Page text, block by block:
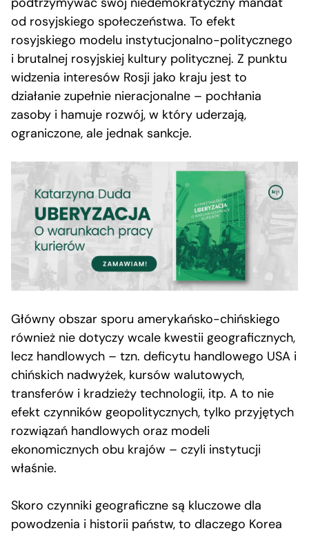
od rosyjskiego społeczeństwa. To efekt
rosyjskiego modelu instytucjonalno-politycznego
i brutalnej rosyjskiej kultury politycznej. Z punktu
widzenia interesów Rosji jako kraju jest to
działanie zupełnie nieracjonalne – pochłania
zasoby i hamuje rozwój, w który uderzają,
ograniczone, ale jednak sankcje.
Główny obszar sporu amerykańsko-chińskiego
również nie dotyczy wcale kwestii geograficznych,
lecz handlowych – tzn. deficytu handlowego USA i
chińskich nadwyżek, kursów walutowych,
transferów i kradzieży technologii, itp. A to nie
efekt czynników geopolitycznych, tylko przyjętych
rozwiązań handlowych oraz modeli
ekonomicznych obu krajów – czyli instytucji
właśnie.
Skoro czynniki geograficzne są kluczowe dla
powodzenia i historii państw, to dlaczego Korea